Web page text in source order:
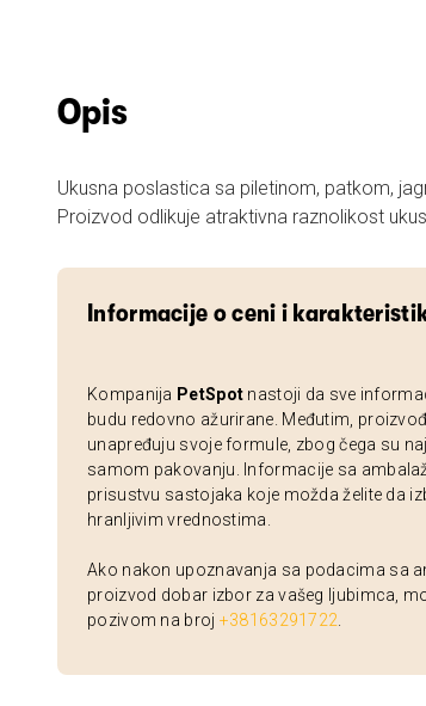
Opis
Ukusna poslastica sa piletinom, patkom,
Proizvod odlikuje atraktivna raznolikost
Informacije o ceni i
Kompanija PetSpot nastoji da sve
budu redovno ažurirane. Međutim,
unapređuju svoje formule, zbog čega su
samom pakovanju. Informacije sa
prisustvu sastojaka koje možda želite da
hranljivim vrednostima.
Ako nakon upoznavanja sa podacima sa
proizvod dobar izbor za vašeg ljubimca,
pozivom na broj +38163291722